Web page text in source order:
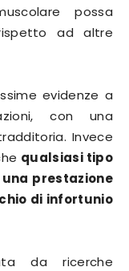
possa
ad altre
evidenze a
con una
Invece
qualsiasi tipo
prestazione
di infortunio
da ricerche